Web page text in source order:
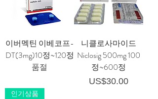
이버멕틴 이베코프-
DT(3mg)10정~120정
품절
니클로사마이드
Niclosig 500mg 100
정~600정
가격
US$30.00
인기상품